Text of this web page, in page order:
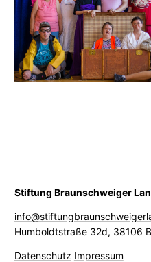
Stiftung Braunschweiger
Humboldtstraße 32d, 38106
Datenschutz Impressum